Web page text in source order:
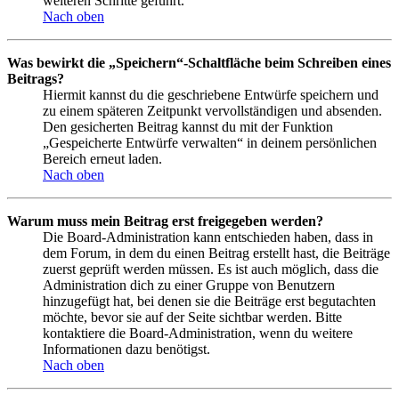
Nach oben
Was bewirkt die „Speichern“-Schaltfläche beim Schreiben eines
Beitrags?
Hiermit kannst du die geschriebene Entwürfe speichern und
zu einem späteren Zeitpunkt vervollständigen und absenden.
Den gesicherten Beitrag kannst du mit der Funktion
„Gespeicherte Entwürfe verwalten“ in deinem persönlichen
Bereich erneut laden.
Nach oben
Warum muss mein Beitrag erst freigegeben werden?
Die Board-Administration kann entschieden haben, dass in
dem Forum, in dem du einen Beitrag erstellt hast, die Beiträge
zuerst geprüft werden müssen. Es ist auch möglich, dass die
Administration dich zu einer Gruppe von Benutzern
hinzugefügt hat, bei denen sie die Beiträge erst begutachten
möchte, bevor sie auf der Seite sichtbar werden. Bitte
kontaktiere die Board-Administration, wenn du weitere
Informationen dazu benötigst.
Nach oben